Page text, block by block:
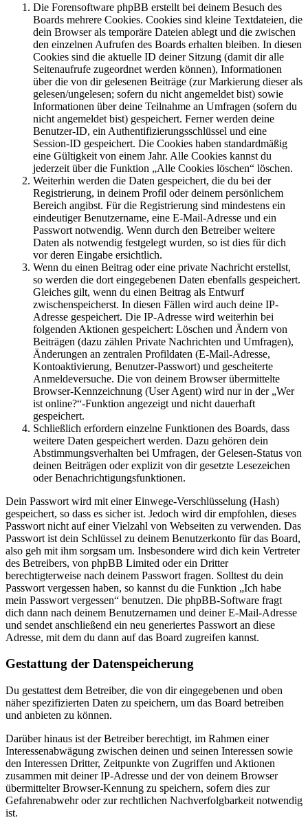
Die Forensoftware phpBB erstellt bei deinem Besuch des
Boards mehrere Cookies. Cookies sind kleine Textdateien, die
dein Browser als temporäre Dateien ablegt und die zwischen
den einzelnen Aufrufen des Boards erhalten bleiben. In diesen
Cookies sind die aktuelle ID deiner Sitzung (damit dir alle
Seitenaufrufe zugeordnet werden können), Informationen
über die von dir gelesenen Beiträge (zur Markierung dieser als
gelesen/ungelesen; sofern du nicht angemeldet bist) sowie
Informationen über deine Teilnahme an Umfragen (sofern du
nicht angemeldet bist) gespeichert. Ferner werden deine
Benutzer-ID, ein Authentifizierungsschlüssel und eine
Session-ID gespeichert. Die Cookies haben standardmäßig
eine Gültigkeit von einem Jahr. Alle Cookies kannst du
jederzeit über die Funktion „Alle Cookies löschen“ löschen.
Weiterhin werden die Daten gespeichert, die du bei der
Registrierung, in deinem Profil oder deinem persönlichem
Bereich angibst. Für die Registrierung sind mindestens ein
eindeutiger Benutzername, eine E-Mail-Adresse und ein
Passwort notwendig. Wenn durch den Betreiber weitere
Daten als notwendig festgelegt wurden, so ist dies für dich
vor deren Eingabe ersichtlich.
Wenn du einen Beitrag oder eine private Nachricht erstellst,
so werden die dort eingegebenen Daten ebenfalls gespeichert.
Gleiches gilt, wenn du einen Beitrag als Entwurf
zwischenspeicherst. In diesen Fällen wird auch deine IP-
Adresse gespeichert. Die IP-Adresse wird weiterhin bei
folgenden Aktionen gespeichert: Löschen und Ändern von
Beiträgen (dazu zählen Private Nachrichten und Umfragen),
Änderungen an zentralen Profildaten (E-Mail-Adresse,
Kontoaktivierung, Benutzer-Passwort) und gescheiterte
Anmeldeversuche. Die von deinem Browser übermittelte
Browser-Kennzeichnung (User Agent) wird nur in der „Wer
ist online?“-Funktion angezeigt und nicht dauerhaft
gespeichert.
Schließlich erfordern einzelne Funktionen des Boards, dass
weitere Daten gespeichert werden. Dazu gehören dein
Abstimmungsverhalten bei Umfragen, der Gelesen-Status von
deinen Beiträgen oder explizit von dir gesetzte Lesezeichen
oder Benachrichtigungsfunktionen.
Dein Passwort wird mit einer Einwege-Verschlüsselung (Hash)
gespeichert, so dass es sicher ist. Jedoch wird dir empfohlen, dieses
Passwort nicht auf einer Vielzahl von Webseiten zu verwenden. Das
Passwort ist dein Schlüssel zu deinem Benutzerkonto für das Board,
also geh mit ihm sorgsam um. Insbesondere wird dich kein Vertreter
des Betreibers, von phpBB Limited oder ein Dritter
berechtigterweise nach deinem Passwort fragen. Solltest du dein
Passwort vergessen haben, so kannst du die Funktion „Ich habe
mein Passwort vergessen“ benutzen. Die phpBB-Software fragt
dich dann nach deinem Benutzernamen und deiner E-Mail-Adresse
und sendet anschließend ein neu generiertes Passwort an diese
Adresse, mit dem du dann auf das Board zugreifen kannst.
Gestattung der Datenspeicherung
Du gestattest dem Betreiber, die von dir eingegebenen und oben
näher spezifizierten Daten zu speichern, um das Board betreiben
und anbieten zu können.
Darüber hinaus ist der Betreiber berechtigt, im Rahmen einer
Interessenabwägung zwischen deinen und seinen Interessen sowie
den Interessen Dritter, Zeitpunkte von Zugriffen und Aktionen
zusammen mit deiner IP-Adresse und der von deinem Browser
übermittelter Browser-Kennung zu speichern, sofern dies zur
Gefahrenabwehr oder zur rechtlichen Nachverfolgbarkeit notwendig
ist.